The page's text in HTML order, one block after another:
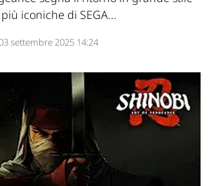
iconiche di SEGA...
settembre 2025 14:24